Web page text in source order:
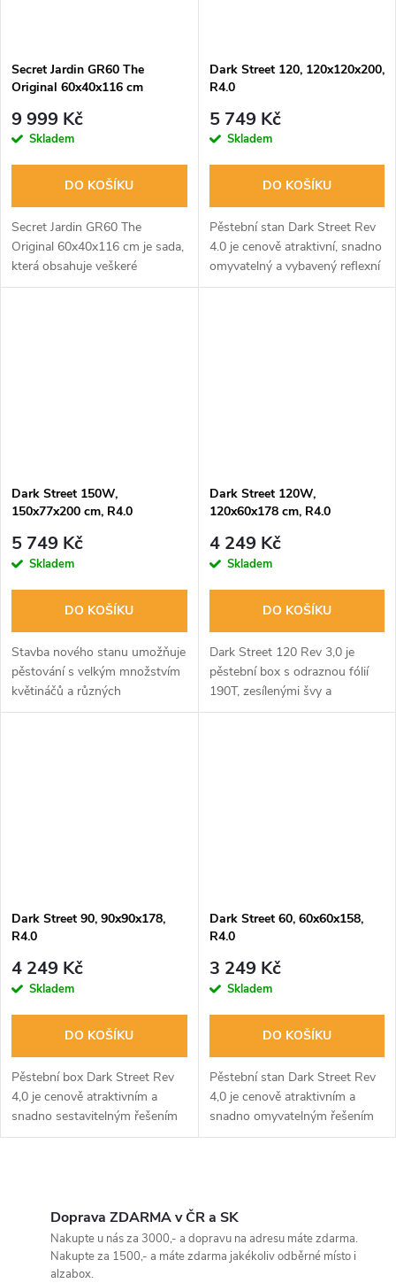
Secret Jardin GR60 The
Original 60x40x116 cm
9 999 Kč
Skladem
DO KOŠÍKU
Secret Jardin GR60 The
Original 60x40x116 cm je sada,
která obsahuje veškeré
vybavení potřebné k zahájení
Dark Street 120, 120x120x200,
R4.0
5 749 Kč
Skladem
DO KOŠÍKU
Pěstební stan Dark Street Rev
4.0 je cenově atraktivní, snadno
omyvatelný a vybavený reflexní
fólií pro zlepšení distribuce
Dark Street 150W,
150x77x200 cm, R4.0
5 749 Kč
Skladem
DO KOŠÍKU
Stavba nového stanu umožňuje
pěstování s velkým množstvím
květináčů a různých
zavlažovacích systémů. Ideální
Dark Street 120W,
120x60x178 cm, R4.0
4 249 Kč
Skladem
DO KOŠÍKU
Dark Street 120 Rev 3,0 je
pěstební box s odraznou fólií
190T, zesílenými švy a
plastovými rohy. Obsahuje
Dark Street 90, 90x90x178,
R4.0
4 249 Kč
Skladem
DO KOŠÍKU
Pěstební box Dark Street Rev
4,0 je cenově atraktivním a
snadno sestavitelným řešením
pro pěstování rostlin. Obsahuje
Dark Street 60, 60x60x158,
R4.0
3 249 Kč
Skladem
DO KOŠÍKU
Pěstební stan Dark Street Rev
4,0 je cenově atraktivním a
snadno omyvatelným řešením
pro pěstování rostlin. Obsahuje
Doprava ZDARMA v ČR a SK
Nakupte u nás za 3000,- a dopravu na adresu máte zdarma.
Nakupte za 1500,- a máte zdarma jakékoliv odběrné místo i
alzabox.